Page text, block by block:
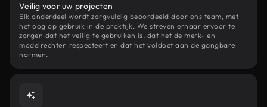
Veilig voor uw projecten
Elk onderdeel wordt zorgvuldig beoordeeld door ons team, met
het oog op gebruik in de praktijk. We streven ernaar ervoor te
zorgen dat het veilig te gebruiken is, dat het de merk- en
modelrechten respecteert en dat het voldoet aan de gangbare
normen.